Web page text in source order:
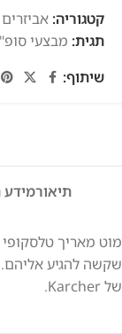
קטגוריה:
תגית: מבצעי
שיתוף:
תיאורמידע
שקשה להגיע
של Karcher.